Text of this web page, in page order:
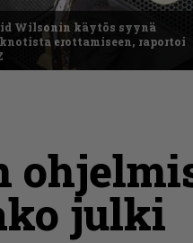
Wilsonin käytös syynä
erottamiseen, raportoi
julki